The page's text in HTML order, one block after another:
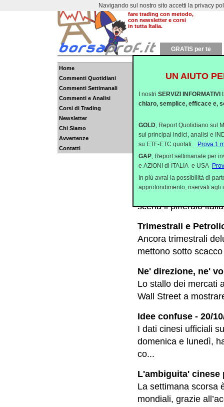
Dal 2000 aiutiamo a
fare trading con metodo,
con newsletter e corsi
in tutta Italia.
GRATIS per te
Home
Commenti Quotidiani
Commenti Settimanali
Commenti e Analisi
Corsi di Trading
Newsletter
Chi Siamo
Avvertenze
Contatti
Ieri sui mercati
Draghi attacca, il
L’attacco di Draghi
quella che possiamo
valutaria.
Draghi, il Pifferaio
scena il pifferaio
Trimestrali e
Ancora trimestrali
mettono sotto
Ne' direzione, ne'
Lo stallo dei mercati
Wall Street a
Idee confuse - 20/
I dati cinesi ufficiali
domenica e lunedì,
co...
L'ambiguita' cinese
La settimana scorsa
mondiali, grazie
UN AIUTO
I nostri SERVIZI INFORMATIVI
chiaro, semplice, efficace e,
GOLD, Report Quotidiano sul
sui principai indici, analisi e
su ETF-ETC quotati.
Prova 1
GAP, Report settimanale per
e AZIONI di ITALIA e USA
In più avrai la possibilità di
approfondimento, riservati agli
Navigando sul nostro sito accetti la privacy